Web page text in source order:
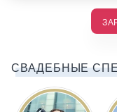
СВАДЕБНЫЕ